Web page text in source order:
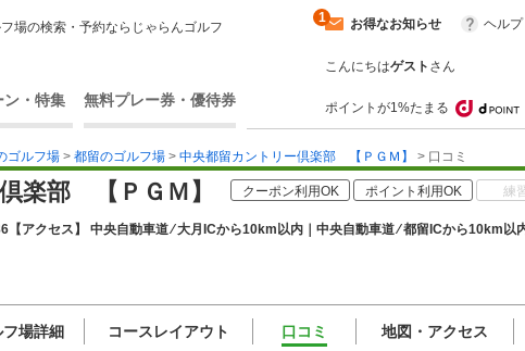
場の検索・予約ならじゃらんゴルフ
ン・特集 無料プレー券・優待券
お得なお知らせ
1 ヘルプ
こんにちはゲスト さん
ポイントが1%たまる
ゴルフ場 > 都留のゴルフ場 > 中央都留カントリー倶楽部 【ＰＧＭ】 > 口コミ
楽部 【ＰＧＭ】 クーポン利用OK ポイント利用OK 練
【アクセス】 中央自動車道 ⁄ 大月ICから10km以内｜中央自動車道 ⁄ 都留ICから10km以
フ場詳細 コースレイアウト 口コミ 地図・アクセス